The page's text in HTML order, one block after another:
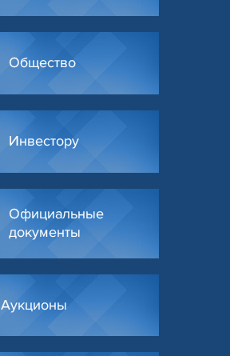
Общество
Инвестору
Официальные
документы
Аукционы